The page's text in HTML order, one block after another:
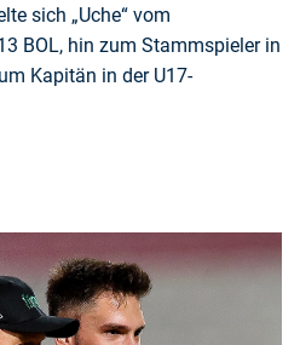
sich „Uche“ vom
BOL, hin zum Stammspieler in
Kapitän in der U17-